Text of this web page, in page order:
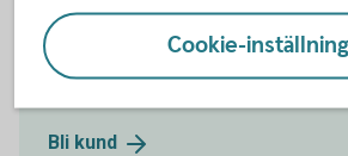
Välkommen att bli
Bli kund och starta ett eget
Bli kund
Cookie-